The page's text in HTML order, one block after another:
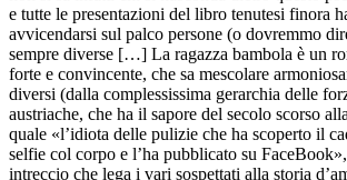
e tutte le presentazioni del libro tenutesi finora
avvicendarsi sul palco persone (o dovremmo
sempre diverse […] La ragazza bambola è un
forte e convincente, che sa mescolare
diversi (dalla complessissima gerarchia delle
austriache, che ha il sapore del secolo scorso
quale «l’idiota delle pulizie che ha scoperto il
selfie col corpo e l’ha pubblicato su
intreccio che lega i vari sospettati alla storia